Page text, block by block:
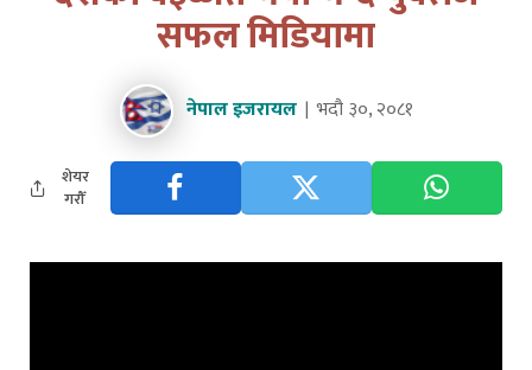
सफल मिडियामा
नेपाल इजरायल भदौ ३०, २०८१
शेयर
गरौँ